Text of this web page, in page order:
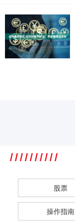
股票
操作指南